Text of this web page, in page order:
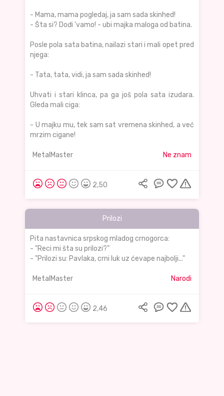
- Mama, mama pogledaj, ja sam sada skinhed!
- Šta si? Dođi 'vamo! - ubi majka maloga od batina.
Posle pola sata batina, nailazi stari i mali opet pred
njega:
- Tata, tata, vidi, ja sam sada skinhed!
Uhvati i stari klinca, pa ga još pola sata izudara.
Gleda mali ciga:
- U majku mu, tek sam sat vremena skinhed, a već
mrzim cigane!
MetalMaster Ne znam
2,50
Prilozi
Pita nastavnica srpskog mladog crnogorca:
- "Reci mi šta su prilozi?"
- "Prilozi su: Pavlaka, crni luk uz ćevape najbolji..."
MetalMaster Narodi
2,46